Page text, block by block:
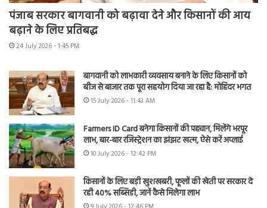
पंजाब सरकार बागवानी को बढ़ावा देने और किसानों की आय
बढ़ाने के लिए प्रतिबद्ध
24 July 2026 - 1:45 PM
बागवानी को लाभकारी व्यवसाय बनाने के लिए किसानों को
बीज से बाजार तक पूरा सहयोग दिया जा रहा है: मोहिंदर भगत
15 July 2026 - 11:43 AM
Farmers ID Card बनेगा किसानों की पहचान, मिलेंगे भरपूर
लाभ, बार-बार रजिस्ट्रेशन का झंझट खत्म, ऐसे करें अप्लाई
10 July 2026 - 12:42 PM
किसानों के लिए बड़ी खुशखबरी, फूलों की खेती पर सरकार दे
रही 40% सब्सिडी, जानें कैसे मिलेगा लाभ